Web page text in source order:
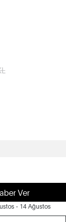
Ver
- 14 Ağustos